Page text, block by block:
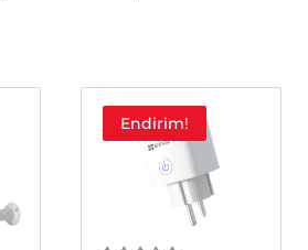
Endirim!